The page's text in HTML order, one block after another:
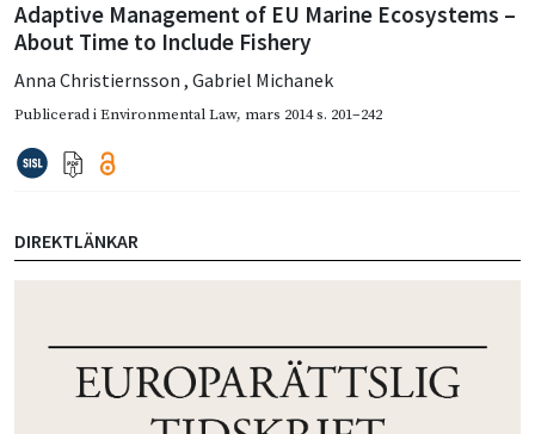
Adaptive Management of EU Marine Ecosystems –
About Time to Include Fishery
Anna Christiernsson , Gabriel Michanek
Publicerad iEnvironmental Law, mars 2014s. 201–242
DIREKTLÄNKAR